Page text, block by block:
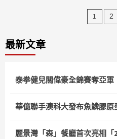
文
1 2
最新文章
泰拳健兒關偉豪全錦賽奪亞軍
華億聯手澳科大發布魚鱗膠原
麗景灣「森」餐廳首次亮相「